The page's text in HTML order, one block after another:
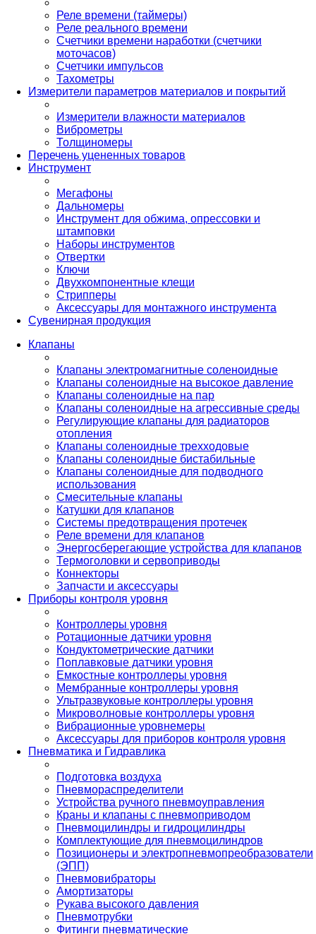
Реле времени (таймеры)
Реле реального времени
Счетчики времени наработки (счетчики
моточасов)
Счетчики импульсов
Тахометры
Измерители параметров материалов и покрытий
Измерители влажности материалов
Виброметры
Толщиномеры
Перечень уцененных товаров
Инструмент
Мегафоны
Дальномеры
Инструмент для обжима, опрессовки и
штамповки
Наборы инструментов
Отвертки
Ключи
Двухкомпонентные клещи
Стрипперы
Аксессуары для монтажного инструмента
Сувенирная продукция
Клапаны
Клапаны электромагнитные соленоидные
Клапаны соленоидные на высокое давление
Клапаны соленоидные на пар
Клапаны соленоидные на агрессивные среды
Регулирующие клапаны для радиаторов
отопления
Клапаны соленоидные трехходовые
Клапаны соленоидные бистабильные
Клапаны соленоидные для подводного
использования
Смесительные клапаны
Катушки для клапанов
Системы предотвращения протечек
Реле времени для клапанов
Энергосберегающие устройства для клапанов
Термоголовки и сервоприводы
Коннекторы
Запчасти и аксессуары
Приборы контроля уровня
Контроллеры уровня
Ротационные датчики уровня
Кондуктометрические датчики
Поплавковые датчики уровня
Емкостные контроллеры уровня
Мембранные контроллеры уровня
Ультразвуковые контроллеры уровня
Микроволновые контроллеры уровня
Вибрационные уровнемеры
Аксессуары для приборов контроля уровня
Пневматика и Гидравлика
Подготовка воздуха
Пневмораспределители
Устройства ручного пневмоуправления
Краны и клапаны с пневмоприводом
Пневмоцилиндры и гидроцилиндры
Комплектующие для пневмоцилиндров
Позиционеры и электропневмопреобразователи
(ЭПП)
Пневмовибраторы
Амортизаторы
Рукава высокого давления
Пневмотрубки
Фитинги пневматические